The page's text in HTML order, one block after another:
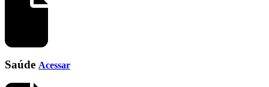
Saúde Acessar